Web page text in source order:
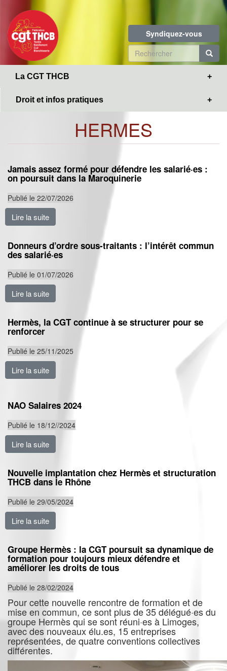
contenu
principal
Syndiquez-vous
Formulaire
de
La CGT THCB
Droit et infos pratiques
HERMES
Jamais assez formé pour défendre les salarié·es :
on poursuit dans la Maroquinerie
Publié le 22/07/2026
Lire la suite
Donneurs d’ordre sous-traitants : l’intérêt commun
des salarié·es
Publié le 01/07/2026
Lire la suite
Hermès, la CGT continue à se structurer pour se
renforcer
Publié le 25/11/2025
Lire la suite
NAO Salaires 2024
Publié le 18/12//2024
Lire la suite
Nouvelle implantation chez Hermès et structuration
THCB dans le Rhône
Publié le 29/05/2024
Lire la suite
Groupe Hermès : la CGT poursuit sa dynamique de
formation pour toujours mieux défendre et
améliorer les droits de tous
Publié le 28/02/2024
Pour cette nouvelle rencontre de formation et de
mise en commun, ce sont plus de 35 délégué·es du
groupe Hermès qui se sont réuni·es à Limoges,
avec des nouveaux élu.es, 15 entreprises
représentées, de quatre conventions collectives
différentes.